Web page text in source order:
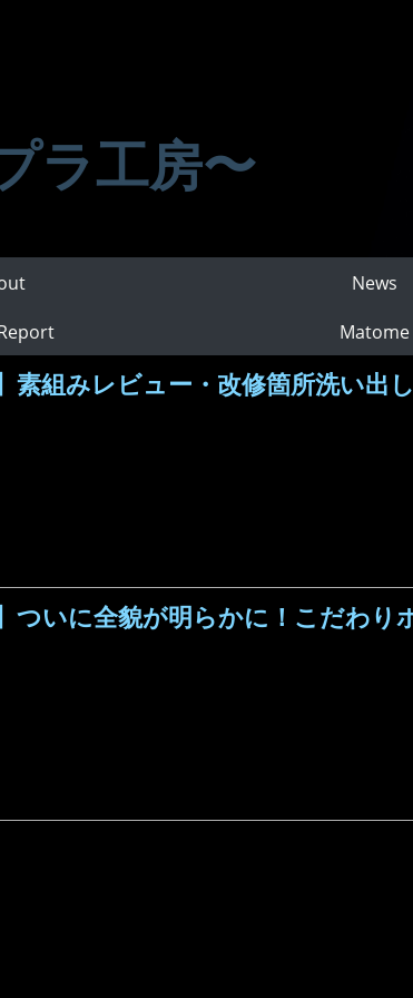
ラ工房〜
News
Matome
素組みレビュー・改修箇所洗い出し
ついに全貌が明らかに！こだわ